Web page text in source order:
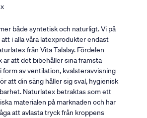
både syntetisk och naturligt. Vi på
i alla våra latexprodukter endast
från Vita Talalay. Fördelen
är att det bibehåller sina främsta
form av ventilation, kvalsteravvisning
att din säng håller sig sval, hygienisk
Naturlatex betraktas som ett
materialen på marknaden och har
att avlasta tryck från kroppens